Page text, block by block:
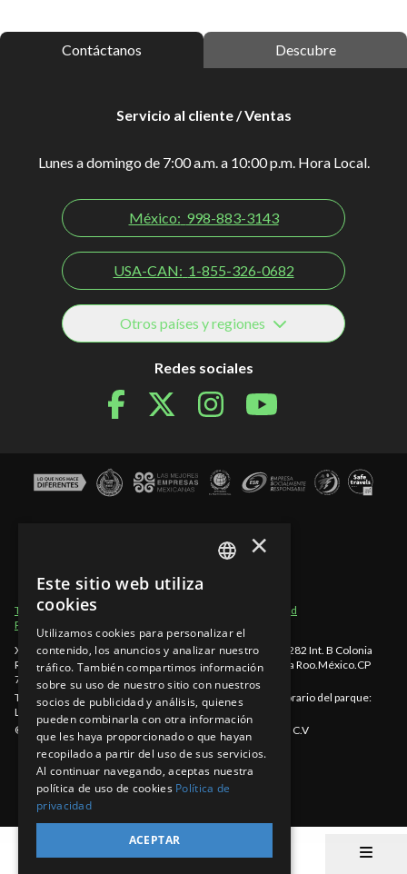
Contáctanos Descubre
Servicio al cliente / Ventas
Lunes a domingo de 7:00 a.m. a 10:00 p.m. Hora Local.
México: 998-883-3143
USA-CAN: 1-855-326-0682
Otros países y regiones
Redes sociales
Términos de Uso
Aviso de Privacidad
Políticas de cancelación
Xcaret - México, Carretera Chetumal - Puerto Juárez km 282 Int. B Colonia
Rancho Xcaret,Playa del Carmen 998-883-3143,Quintana Roo México CP
77580
Teléfono Cancún: 998-883-3143www.xcaret.com/es/
Horario del parque:
Lunes a Domingo de 8:30 a.m. a 10:30 p.m. (EST)
©Copyright 2026 Experiencias Xcaret Parques, S.A.P.I. de C.V
PT
×
Este sitio web utiliza
cookies
Utilizamos cookies para personalizar el
contenido, los anuncios y analizar nuestro
tráfico. También compartimos información
sobre su uso de nuestro sitio con nuestros
socios de publicidad y análisis, quienes
pueden combinarla con otra información
que les haya proporcionado o que hayan
recopilado a partir del uso de sus servicios.
Al continuar navegando, aceptas nuestra
política de uso de cookies Política de
privacidad
ACEPTAR